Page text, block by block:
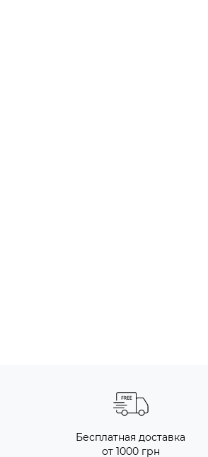
Бесплатная доставка
от 1000 грн